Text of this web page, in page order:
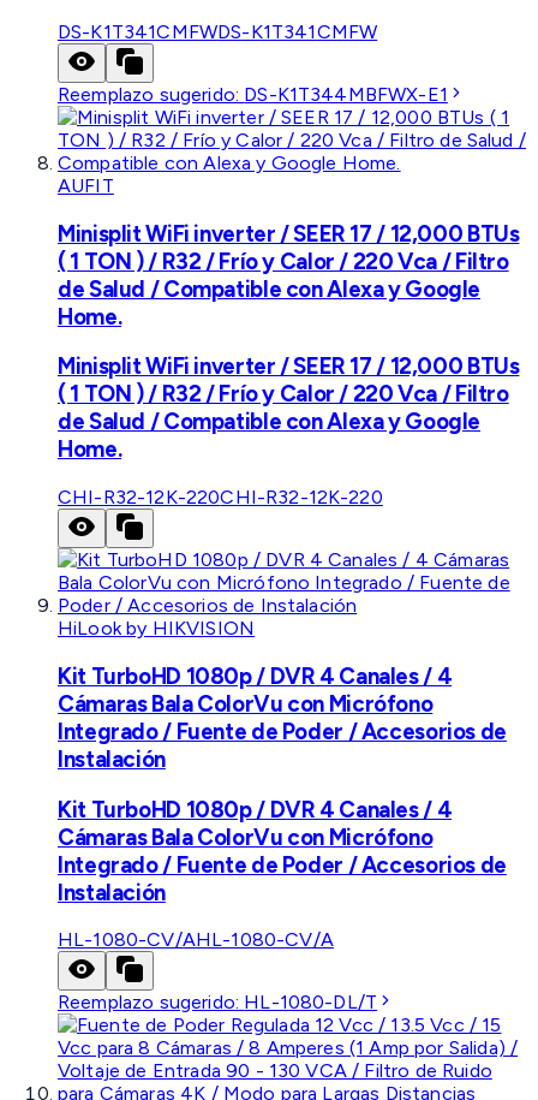
DS-K1T341CMFWDS-K1T341CMFW
Reemplazo sugerido: DS-K1T344MBFWX-E1
AUFIT
Minisplit WiFi inverter / SEER 17 / 12,000 BTUs
( 1 TON ) / R32 / Frío y Calor / 220 Vca / Filtro
de Salud / Compatible con Alexa y Google
Home.
Minisplit WiFi inverter / SEER 17 / 12,000 BTUs
( 1 TON ) / R32 / Frío y Calor / 220 Vca / Filtro
de Salud / Compatible con Alexa y Google
Home.
CHI-R32-12K-220CHI-R32-12K-220
HiLook by HIKVISION
Kit TurboHD 1080p / DVR 4 Canales / 4
Cámaras Bala ColorVu con Micrófono
Integrado / Fuente de Poder / Accesorios de
Instalación
Kit TurboHD 1080p / DVR 4 Canales / 4
Cámaras Bala ColorVu con Micrófono
Integrado / Fuente de Poder / Accesorios de
Instalación
HL-1080-CV/AHL-1080-CV/A
Reemplazo sugerido: HL-1080-DL/T